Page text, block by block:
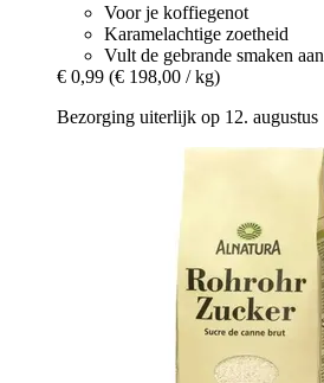
Voor je koffiegenot
Karamelachtige zoetheid
Vult de gebrande smaken aan
€ 0,99 (€ 198,00 / kg)
Bezorging uiterlijk op 12. augustus